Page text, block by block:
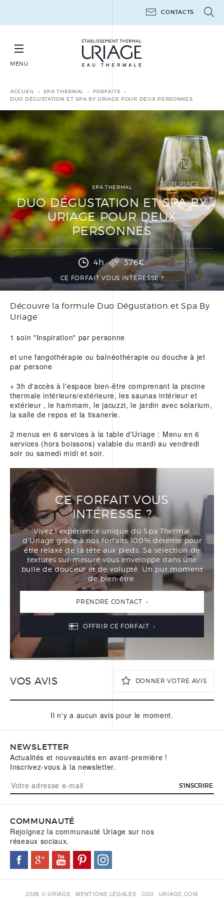
CONTACTS
MENU
RÉSERVER SA CURE THERMALE THÉRAPEUTIQUE
CURES THERMALES
THÉRAPEUTIQUES
MINI-CURES THERMALES
THÉRAPEUTIQUES
POST-CANCER
LES ATELIERS 6 JOURS
PRÉPARER SA CURE
THERMALE THÉRAPEUTIQUE
DOCUMENTATIONS
SOINS À LA CARTE
SOINS MAINS ET PIEDS
ÉPILATION
LE CENTRE THERMAL
THÉRAPEUTIQUE
REPARATRICE D’URIAGE
NOS APPS
ACCUEIL SPA THERMAL
FORFAITS
DUO DÉGUSTATION ET SPA BY URIAGE POUR DEUX PERSONNES
SPA THERMAL
DUO DÉGUSTATION ET SPA BY
URIAGE POUR DEUX
PERSONNES
4h 376€
CE FORFAIT VOUS INTÉRESSE ?
Découvre la formule Duo Dégustation et Spa By
Uriage
1 soin "Inspiration" par personne
et une fangothérapie ou balnéothérapie ou douche à jet
par persone
+ 3h d'accès à l'espace bien-être comprenant la piscine
thermale intérieure/extérieure, les saunas intérieur et
extérieur , le hammam, le jacuzzi, le jardin avec solarium,
la salle de repos et la tisanerie.
2 menus en 6 services à la table d'Uriage : Menu en 6
services (hors boissons) valable du mardi au vendredi
soir ou samedi midi et soir.
CE FORFAIT VOUS
INTÉRESSE ?
Vivez l’expérience unique du Spa Thermal
d’Uriage grâce à nos forfaits 100% détente pour
être relaxé de la tête aux pieds. Sa sélection de
textures sur-mesure vous enveloppe dans une
bulle de douceur et de volupté. Un pur moment
de bien-être.
PRENDRE CONTACT ›
OFFRIR CE FORFAIT ›
VOS AVIS DONNER VOTRE AVIS
VOTRE PRÉNOM*
VOTRE NOM*
VOTRE AVIS*
Il n'y a aucun avis pour le moment.
NEWSLETTER
Actualités et nouveautés en avant-première !
Inscrivez-vous à la newsletter.
S'INSCRIRE
COMMUNAUTÉ
Rejoignez la communauté Uriage sur nos
réseaux sociaux.
2026 © URIAGE MENTIONS LÉGALES CGV URIAGE.COM